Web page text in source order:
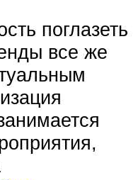
поглазеть
все же